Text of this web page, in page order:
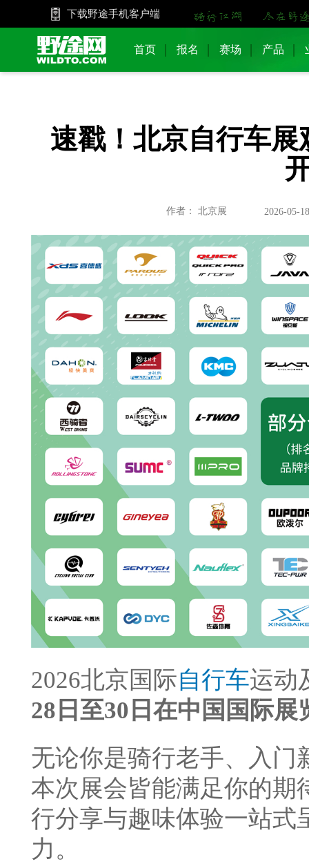
下载野途手机客户端
首页 报名 赛场 产品
速戳！北京自行车
作者： 北京展 2026-05-
2026北京国际自行车运动
28日至30日在中国国际
无论你是骑行老手、入门
本次展会皆能满足你的期
行分享与趣味体验一站式
力。